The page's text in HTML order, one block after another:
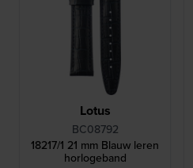
Lotus
BC08792
18217/1 21 mm Blauw leren
horlogeband